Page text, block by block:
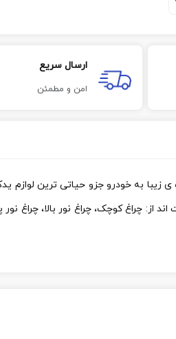
ارسال سریع
امن و مطمئن
باشند که عبارت اند از: چراغ کوچک، چراغ